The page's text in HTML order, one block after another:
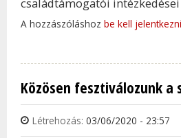
családtámogatói
A hozzászóláshoz be kell jelentkezni
Közösen fesztiválozunk a
Létrehozás: 03/06/2020 - 23:57